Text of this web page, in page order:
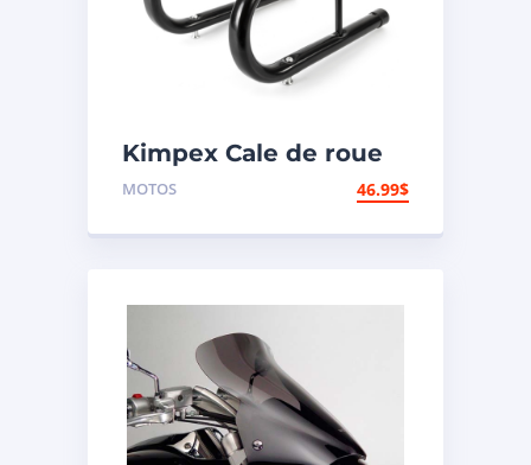
Kimpex Cale de roue
hors-route de
MOTOS 46.99$